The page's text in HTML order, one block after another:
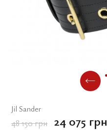
Jil Sander
48 150 грн 24 075 грн